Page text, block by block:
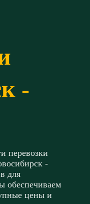
-
перевозки
-
для
обеспечиваем
цены и